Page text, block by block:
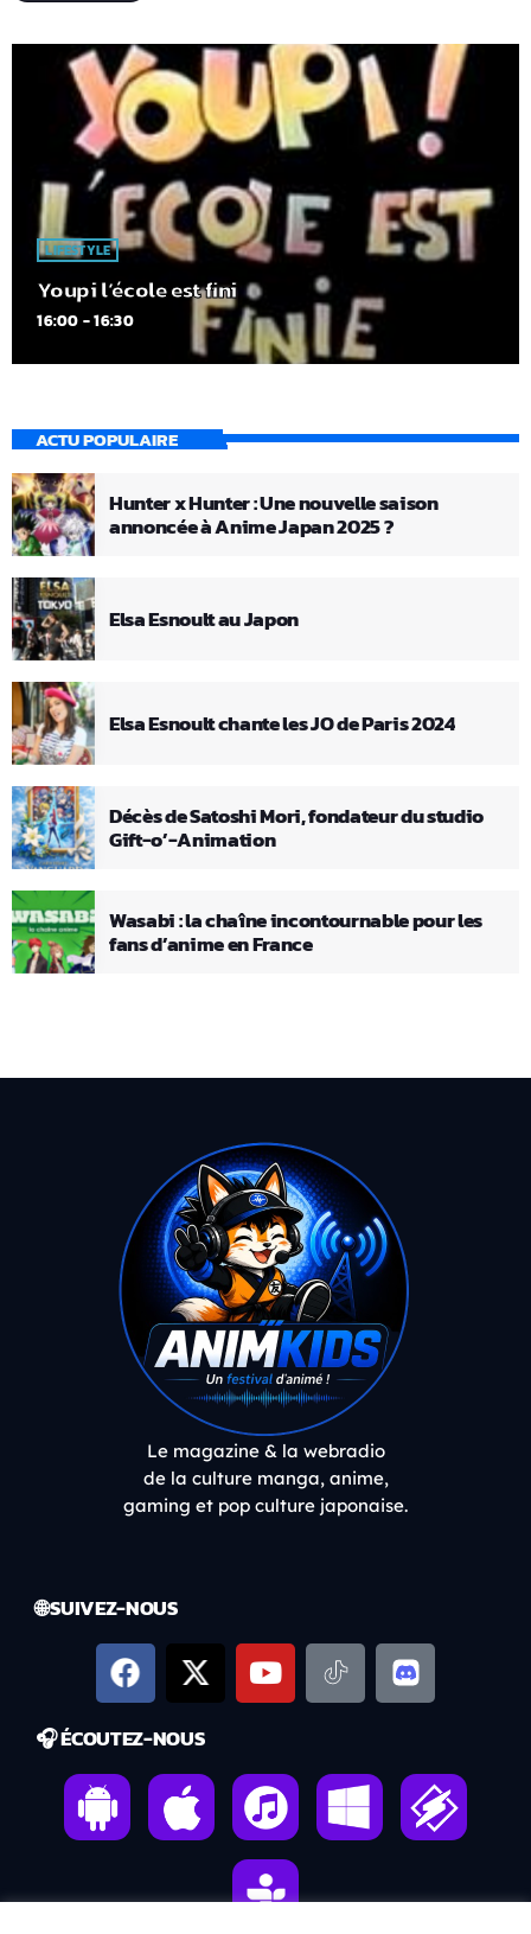
LIFESTYLE
Youpi l’école est fini
16:00 - 16:30
ACTU POPULAIRE
Hunter x Hunter : Une nouvelle saison
annoncée à Anime Japan 2025 ?
Elsa Esnoult au Japon
Elsa Esnoult chante les JO de Paris 2024
Décès de Satoshi Mori, fondateur du studio
Gift-o’-Animation
Wasabi : la chaîne incontournable pour les
fans d’anime en France
Le magazine & la webradio
de la culture manga, anime,
gaming et pop culture japonaise.
🌐 SUIVEZ-NOUS
🎧 ÉCOUTEZ-NOUS